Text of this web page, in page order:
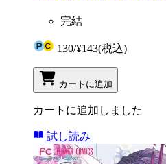
完結
130/¥143(税込)
カートに追加
カートに追加しました
試し読み